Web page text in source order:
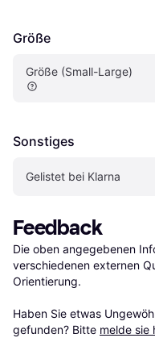
Größe
Größe (Small-Large)
Sonstiges
Gelistet bei Klarna
Feedback
Die oben angegebenen
verschiedenen externen
Orientierung.
Haben Sie etwas
gefunden? Bitte melde sie